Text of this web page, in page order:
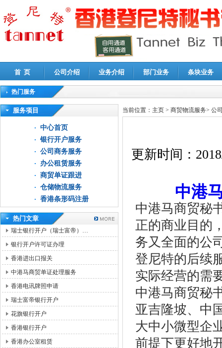
首 页 公司介绍 业务介绍 部门业务 条块业务
热门服务
高新技术企业认定审计|企业所得税汇算清缴申报鉴证
服务项目
中心首页
银行开户服务
公司商务服务
办公租赁服务
商贸单证跟进
仓储物流服务
香港条形码注册
热门文章
瑞士银行开户（瑞士富帝）…
银行开户许可证办理
香港进出口报关
中港马商贸单证处理服务
香港电讯牌照申请
瑞士富帝银行开户
花旗银行开户
香港银行开户
香港办公室租赁
当前位置： 主页 > 商贸物流服务> 公
更新时间：
中港
中港马商贸秘
正的商业目的
务又全面的公
登尼特的后续
实际经营的需
中港马商贸秘
亚吉隆坡、中
大中小微型企
前提下更好地